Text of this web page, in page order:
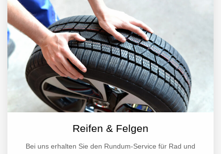
Reifen & Felgen
Bei uns erhalten Sie den Rundum-Service für Rad und